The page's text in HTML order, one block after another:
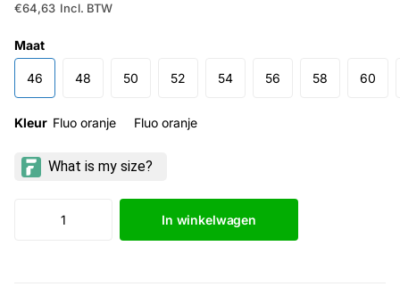
€64,63 Incl. BTW
Maat
46 48 50 52 54 56 58 60
Kleur Fluo oranje Fluo oranje
In winkelwagen